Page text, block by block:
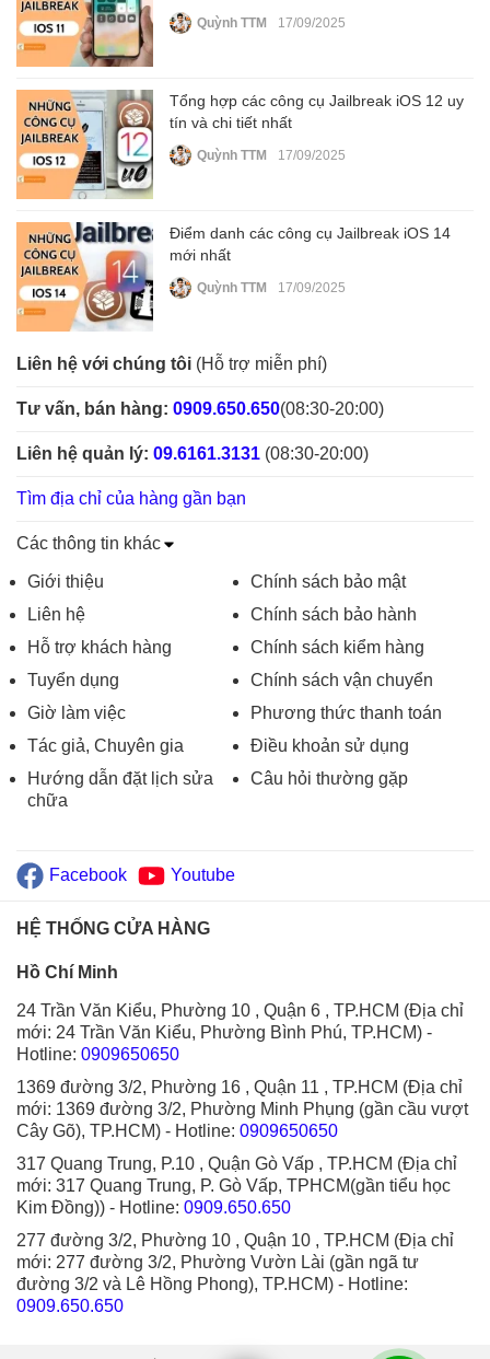
Quỳnh TTM 17/09/2025
Tổng hợp các công cụ Jailbreak iOS 12 uy
tín và chi tiết nhất
Quỳnh TTM 17/09/2025
Điểm danh các công cụ Jailbreak iOS 14
mới nhất
Quỳnh TTM 17/09/2025
Liên hệ với chúng tôi (Hỗ trợ miễn phí)
Tư vấn, bán hàng: 0909.650.650(08:30-20:00)
Liên hệ quản lý: 09.6161.3131 (08:30-20:00)
Tìm địa chỉ của hàng gần bạn
Các thông tin khác
Giới thiệu
Liên hệ
Hỗ trợ khách hàng
Tuyển dụng
Giờ làm việc
Tác giả, Chuyên gia
Hướng dẫn đặt lịch sửa
chữa
Chính sách bảo mật
Chính sách bảo hành
Chính sách kiểm hàng
Chính sách vận chuyển
Phương thức thanh toán
Điều khoản sử dụng
Câu hỏi thường gặp
Facebook Youtube
HỆ THỐNG CỬA HÀNG
Hồ Chí Minh
24 Trần Văn Kiểu, Phường 10 , Quận 6 , TP.HCM (Địa chỉ
mới: 24 Trần Văn Kiểu, Phường Bình Phú, TP.HCM) -
Hotline: 0909650650
1369 đường 3/2, Phường 16 , Quận 11 , TP.HCM (Địa chỉ
mới: 1369 đường 3/2, Phường Minh Phụng (gần cầu vượt
Cây Gõ), TP.HCM) - Hotline: 0909650650
317 Quang Trung, P.10 , Quận Gò Vấp , TP.HCM (Địa chỉ
mới: 317 Quang Trung, P. Gò Vấp, TPHCM(gần tiểu học
Kim Đồng)) - Hotline: 0909.650.650
277 đường 3/2, Phường 10 , Quận 10 , TP.HCM (Địa chỉ
mới: 277 đường 3/2, Phường Vườn Lài (gần ngã tư
đường 3/2 và Lê Hồng Phong), TP.HCM) - Hotline:
0909.650.650